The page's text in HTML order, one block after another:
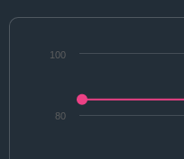
80
100